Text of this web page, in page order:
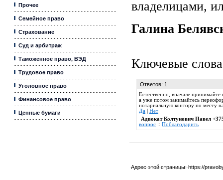
Прочее
Семейное право
Страхование
Суд и арбитраж
Таможенное право, ВЭД
Трудовое право
Уголовное право
Финансовое право
Ценные бумаги
владелицами,
Галина
Ключевые
Ответов: 1
Естественно, вначале
а уже потом занимайтесь
нотариальную контору по месту
Да
Нет
Адвокат Колтунович Павел
вопрос :: Поблагодарить
Адрес этой страницы: https://